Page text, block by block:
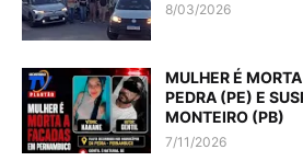
8/03/2026
MULHER É
PEDRA (PE) E
MONTEIRO (PB)
7/11/2026